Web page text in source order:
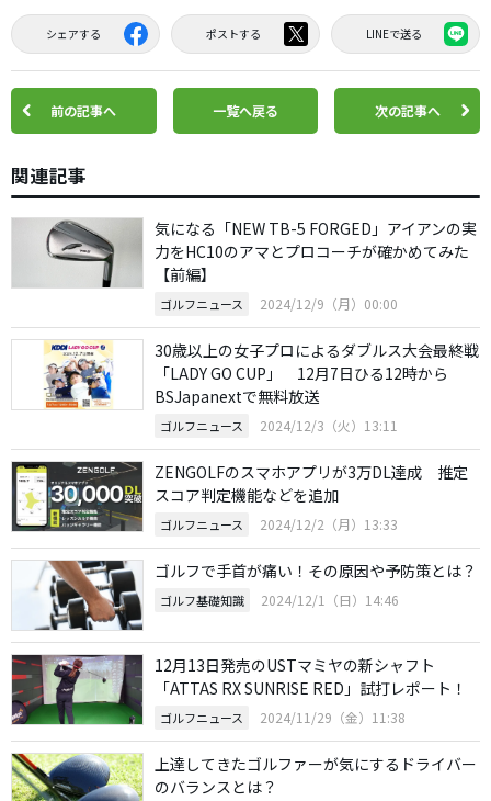
シェアする ポストする LINEで送る
前の記事へ 一覧へ戻る 次の記事へ
関連記事
気になる「NEW TB-5 FORGED」アイアンの実
力をHC10のアマとプロコーチが確かめてみた
【前編】
ゴルフニュース 2024/12/9（月）00:00
30歳以上の女子プロによるダブルス大会最終戦
「LADY GO CUP」 12月7日ひる12時から
BSJapanextで無料放送
ゴルフニュース 2024/12/3（火）13:11
ZENGOLFのスマホアプリが3万DL達成 推定
スコア判定機能などを追加
ゴルフニュース 2024/12/2（月）13:33
ゴルフで手首が痛い！その原因や予防策とは？
ゴルフ基礎知識 2024/12/1（日）14:46
12月13日発売のUSTマミヤの新シャフト
「ATTAS RX SUNRISE RED」試打レポート！
ゴルフニュース 2024/11/29（金）11:38
上達してきたゴルファーが気にするドライバー
のバランスとは？